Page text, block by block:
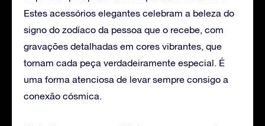
Estes acessórios elegantes celebram a beleza do
signo do zodíaco da pessoa que o recebe, com
gravações detalhadas em cores vibrantes, que
tornam cada peça verdadeiramente especial. É
uma forma atenciosa de levar sempre consigo a
conexão cósmica.